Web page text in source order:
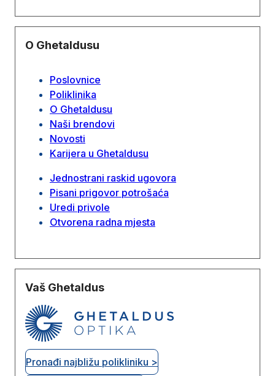
O Ghetaldusu
Poslovnice
Poliklinika
O Ghetaldusu
Naši brendovi
Novosti
Karijera u Ghetaldusu
Jednostrani raskid ugovora
Pisani prigovor potrošaća
Uredi privole
Otvorena radna mjesta
Vaš Ghetaldus
Pronađi najbližu polikliniku >